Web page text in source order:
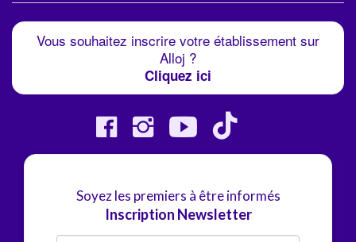
Vous souhaitez inscrire votre établissement sur
Alloj ?
Cliquez ici
Soyez les premiers à être informés
Inscription Newsletter